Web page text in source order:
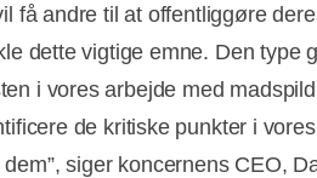
få andre til at offentliggøre
dette vigtige emne. Den type
i vores arbejde med
de kritiske punkter i
siger koncernens CEO,